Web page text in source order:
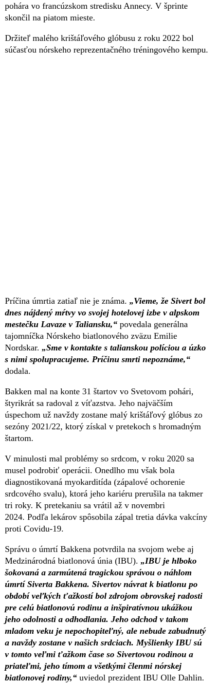
pohára vo francúzskom stredisku Annecy. V šprinte
skončil na piatom mieste.
Držiteľ malého krištáľového glóbusu z roku 2022 bol
súčasťou nórskeho reprezentačného tréningového kempu.
Príčina úmrtia zatiaľ nie je známa. „Vieme, že Sivert bol
dnes nájdený mŕtvy vo svojej hotelovej izbe v alpskom
mestečku Lavaze v Taliansku,“ povedala generálna
tajomníčka Nórskeho biatlonového zväzu Emilie
Nordskar. „Sme v kontakte s talianskou políciou a úzko
s nimi spolupracujeme. Príčinu smrti nepoznáme,“
dodala.
Bakken mal na konte 31 štartov vo Svetovom pohári,
štyrikrát sa radoval z víťazstva. Jeho najväčším
úspechom už navždy zostane malý krištáľový glóbus zo
sezóny 2021/22, ktorý získal v pretekoch s hromadným
štartom.
V minulosti mal problémy so srdcom, v roku 2020 sa
musel podrobiť operácii. Onedlho mu však bola
diagnostikovaná myokarditída (zápalové ochorenie
srdcového svalu), ktorá jeho kariéru prerušila na takmer
tri roky. K pretekaniu sa vrátil až v novembri
2024. Podľa lekárov spôsobila zápal tretia dávka vakcíny
proti Covidu-19.
Správu o úmrtí Bakkena potvrdila na svojom webe aj
Medzinárodná biatlonová únia (IBU). „IBU je hlboko
šokovaná a zarmútená tragickou správou o náhlom
úmrtí Siverta Bakkena. Sivertov návrat k biatlonu po
období veľkých ťažkostí bol zdrojom obrovskej radosti
pre celú biatlonovú rodinu a inšpiratívnou ukážkou
jeho odolnosti a odhodlania. Jeho odchod v takom
mladom veku je nepochopiteľný, ale nebude zabudnutý
a navždy zostane v našich srdciach. Myšlienky IBU sú
v tomto veľmi ťažkom čase so Sivertovou rodinou a
priateľmi, jeho tímom a všetkými členmi nórskej
biatlonovej rodiny,“ uviedol prezident IBU Olle Dahlin.